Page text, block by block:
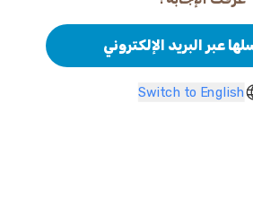
عبر البريد الإلكتروني
Switch to English